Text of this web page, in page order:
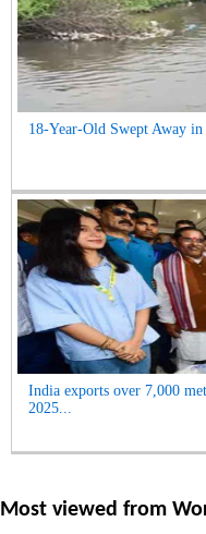
18-Year-Old Swept Away
India exports over 7,000
2025...
Most viewed from